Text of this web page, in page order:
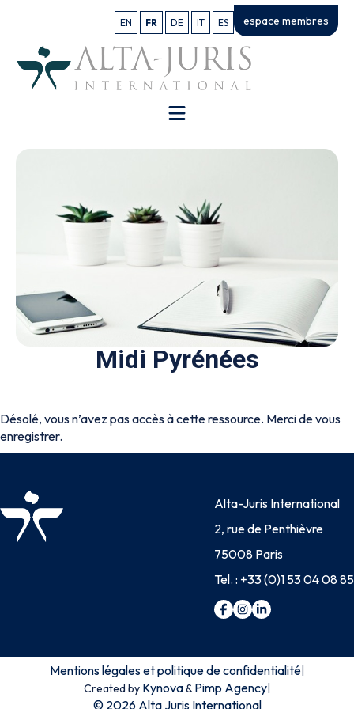
EN FR DE IT ES espace membres
Midi Pyrénées
Désolé, vous n’avez pas accès à cette ressource. Merci de vous
enregistrer.
Alta-Juris International
2, rue de Penthièvre
75008 Paris
Tel. : +33 (0)1 53 04 08 85
Mentions légales et politique de confidentialité|
Created by Kynova&Pimp Agency|
© 2026 Alta Juris International